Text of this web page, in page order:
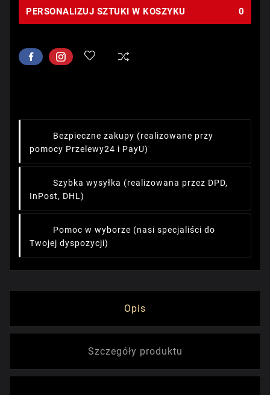
PERSONALIZUJ SZTUKI W KOSZYKU 0
Bezpieczne zakupy (realizowane przy
pomocy Przelewy24 i PayU)
Szybka wysyłka (realizowana przez DPD,
InPost, DHL)
Pomoc w wyborze (nasi specjaliści do
Twojej dyspozycji)
Opis
Szczegóły produktu